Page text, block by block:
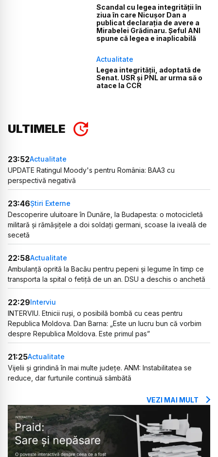
Scandal cu legea integrității în
ziua în care Nicușor Dan a
publicat declarația de avere a
Mirabelei Grădinaru. Șeful ANI
spune că legea e inaplicabilă
Actualitate
Legea integrității, adoptată de
Senat. USR și PNL ar urma să o
atace la CCR
ULTIMELE
23:52Actualitate
UPDATE Ratingul Moody's pentru România: BAA3 cu
perspectivă negativă
23:46Știri Externe
Descoperire uluitoare în Dunăre, la Budapesta: o motocicletă
militară și rămășițele a doi soldați germani, scoase la iveală de
secetă
22:58Actualitate
Ambulanță oprită la Bacău pentru pepeni și legume în timp ce
transporta la spital o fetiță de un an. DSU a deschis o anchetă
22:29 Interviu
INTERVIU. Etnicii ruși, o posibilă bombă cu ceas pentru
Republica Moldova. Dan Barna: „Este un lucru bun că vorbim
despre Republica Moldova. Este primul pas”
21:25Actualitate
Vijelii și grindină în mai multe județe. ANM: Instabilitatea se
reduce, dar furtunile continuă sâmbătă
VEZI MAI MULT